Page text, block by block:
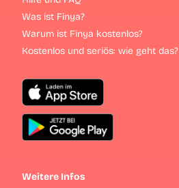
Was ist Finya?
Warum ist Finya kostenlos?
Kostenlos und seriös: wie geht das?
Weitere Infos